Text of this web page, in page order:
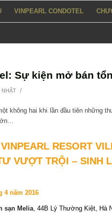
VINPEARL CONDOTEL
Sự kiện mở bán
NHẬT /
không hai khi lần đầu tiên những
RESORT
VƯỢT TRỘI – SINH
4 năm 2016
sạn Melia, 44B Lý Thường Kiệt, Hà